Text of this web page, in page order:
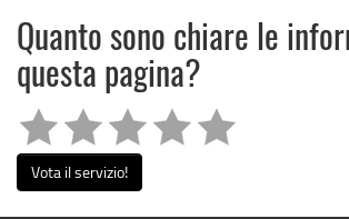
Quanto sono chiare le
questa pagina?
Vota il servizio!